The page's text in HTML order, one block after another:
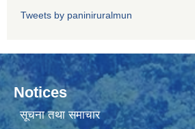
Tweets by paniniruralmun
Notices
सूचना तथा समाचार